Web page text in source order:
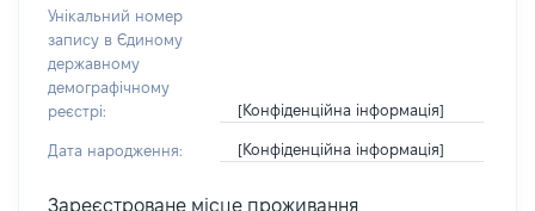
Унікальний номер
запису в Єдиному
державному
демографічному
реєстрі:
[Конфіденційна інформація]
Дата народження: [Конфіденційна інформація]
Зареєстроване місце проживання